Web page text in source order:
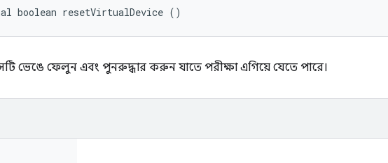
boolean resetVirtualDevice ()
ভেঙে ফেলুন এবং পুনরুদ্ধার করুন যাতে পরীক্ষা এগিয়ে যেতে পারে।